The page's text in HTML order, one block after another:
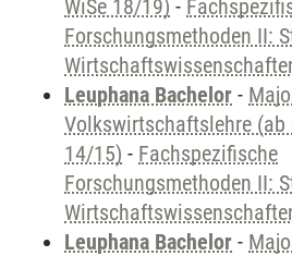
WiSe 18/19) -
Forschungsmethoden II:
Leuphana Bachelor -
Volkswirtschaftslehre (ab
14/15) - Fachspezifische
Forschungsmethoden II:
Leuphana Bachelor -